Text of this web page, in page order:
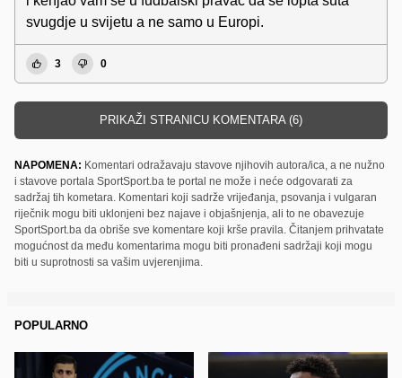
svugdje u svijetu a ne samo u Europi.
3 0
PRIKAŽI STRANICU KOMENTARA (6)
NAPOMENA: Komentari odražavaju stavove njihovih autora/ica, a ne nužno
i stavove portala SportSport.ba te portal ne može i neće odgovarati za
sadržaj tih kometara. Komentari koji sadrže vrijeđanja, psovanja i vulgaran
riječnik mogu biti uklonjeni bez najave i objašnjenja, ali to ne obavezuje
SportSport.ba da obriše sve komentare koji krše pravila. Čitanjem prihvatate
mogućnost da među komentarima mogu biti pronađeni sadržaji koji mogu
biti u suprotnosti sa vašim uvjerenjima.
POPULARNO